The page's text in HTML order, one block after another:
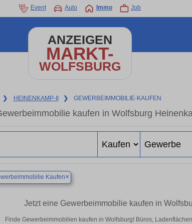
Event Auto Immo Job
ANZEIGEN
MARKT-
WOLFSBURG
❯ HEINENKAMP-II ❯ GEWERBEIMMOBILIE-KAUFEN
kaufen in Wolfsburg
Kaufen×
Jetzt eine Gewerbeimmobilie kaufen in
Finde Gewerbeimmobilien kaufen in Wolfsburg! Büros,